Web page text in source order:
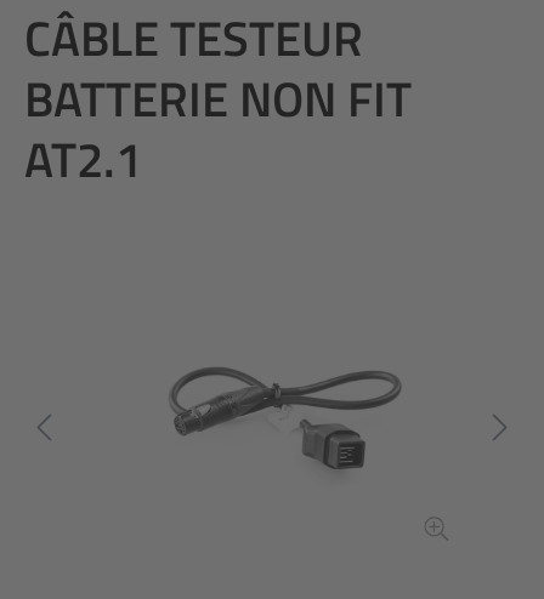
CÂBLE TESTEUR
BATTERIE NON FIT
AT2.1